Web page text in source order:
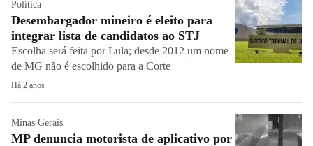
Política
Desembargador mineiro é eleito para
integrar lista de candidatos ao STJ
Escolha será feita por Lula; desde 2012 um nome
de MG não é escolhido para a Corte
Há 2 anos
Minas Gerais
MP denuncia motorista de aplicativo por